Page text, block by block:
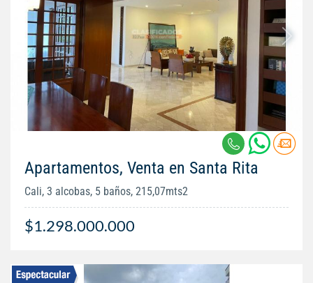
Apartamentos, Venta en Santa Rita
Cali, 3 alcobas, 5 baños, 215,07mts2
$1.298.000.000